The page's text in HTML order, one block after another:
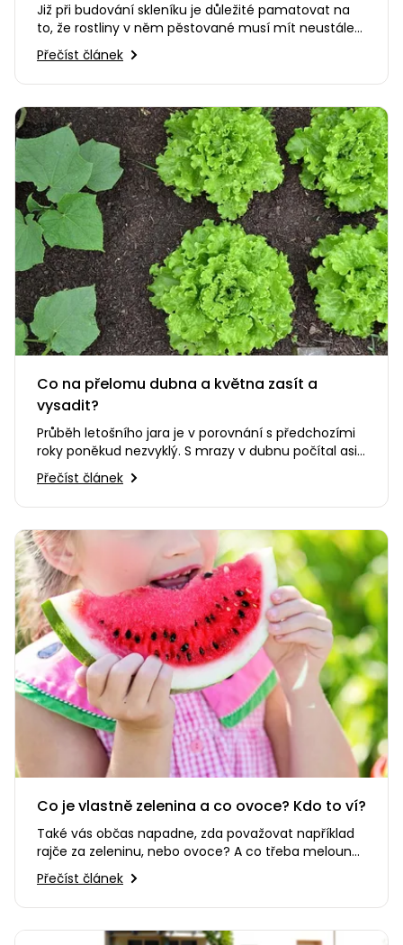
Již při budování skleníku je důležité pamatovat na
to, že rostliny v něm pěstované musí mít neustále
zajištěno vhodné a…
Přečíst článek
Co na přelomu dubna a května zasít a
vysadit?
Průběh letošního jara je v porovnání s předchozími
roky poněkud nezvyklý. S mrazy v dubnu počítal asi
málokdo. Sezóna…
Přečíst článek
Co je vlastně zelenina a co ovoce? Kdo to ví?
Také vás občas napadne, zda považovat například
rajče za zeleninu, nebo ovoce? A co třeba meloun
nebo dýně? Oboje roste…
Přečíst článek